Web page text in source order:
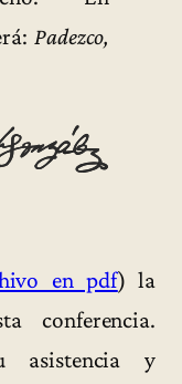
Padezco,
en pdf) la
conferencia.
asistencia y